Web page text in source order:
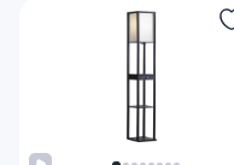
516
Бренд